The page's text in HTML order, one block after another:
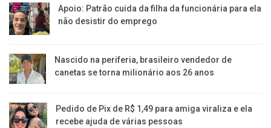
Apoio: Patrão cuida da filha da funcionária para ela
não desistir do emprego
Nascido na periferia, brasileiro vendedor de
canetas se torna milionário aos 26 anos
Pedido de Pix de R$ 1,49 para amiga viraliza e ela
recebe ajuda de várias pessoas